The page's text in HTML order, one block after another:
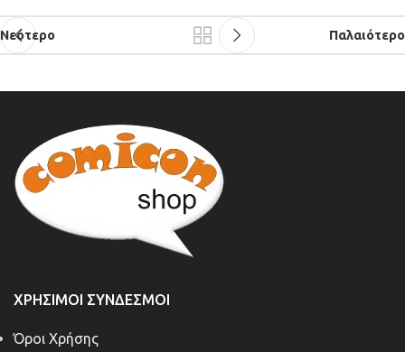
Νεότερο Παλαιότερο
ΧΡΉΣΙΜΟΙ ΣΎΝΔΕΣΜΟΙ
Όροι Χρήσης